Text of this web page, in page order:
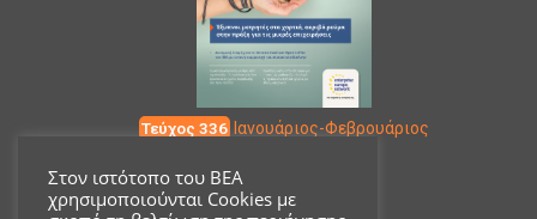
Τεύχος 336 Ιανουάριος-Φεβρουάριος
Επικοινωνία
Στον ιστότοπο του ΒΕΑ
χρησιμοποιούνται Cookies με